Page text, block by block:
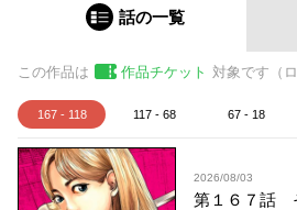
話の一覧
この作品は 作品チケット 対象です（
167 - 118 117 - 68 67 - 18
2026/08/03
第１６７話